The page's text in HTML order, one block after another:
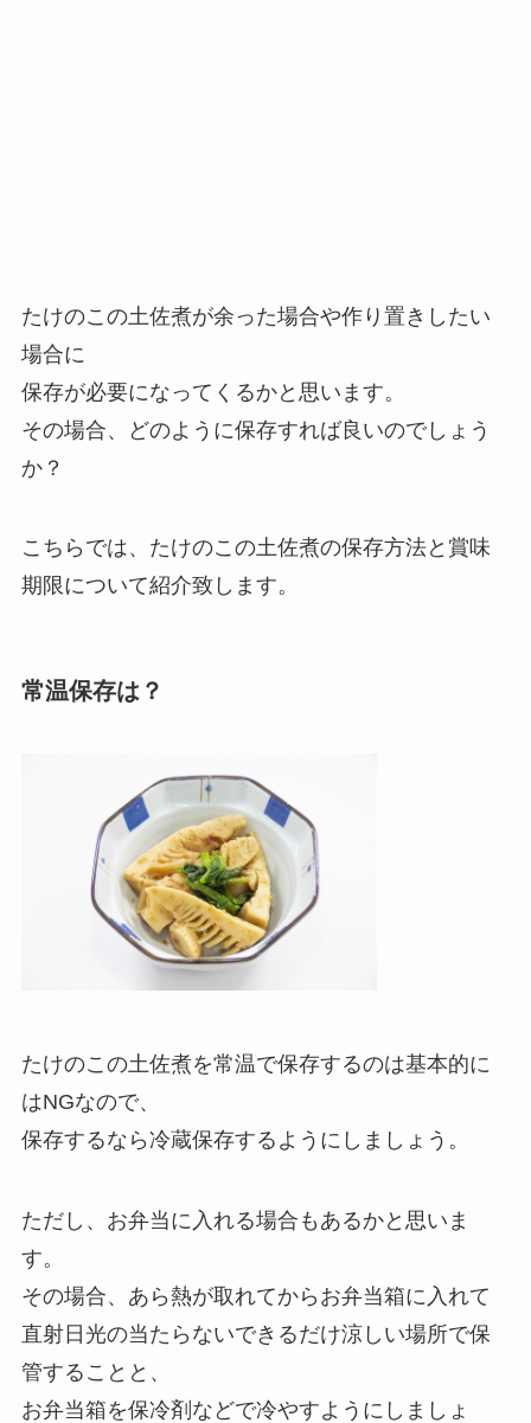
たけのこの土佐煮が余った場合や作り置きしたい
場合に
保存が必要になってくるかと思います。
その場合、どのように保存すれば良いのでしょう
か？
こちらでは、たけのこの土佐煮の保存方法と賞味
期限について紹介致します。
常温保存は？
たけのこの土佐煮を常温で保存するのは基本的に
はNGなので、
保存するなら冷蔵保存するようにしましょう。
ただし、お弁当に入れる場合もあるかと思いま
す。
その場合、あら熱が取れてからお弁当箱に入れて
直射日光の当たらないできるだけ涼しい場所で保
管することと、
お弁当箱を保冷剤などで冷やすようにしましょ